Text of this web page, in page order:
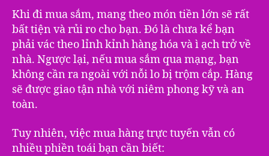
Khi đi mua sắm, mang theo món tiền lớn sẽ rất
bất tiện và rủi ro cho bạn. Đó là chưa kể bạn
phải vác theo lỉnh kỉnh hàng hóa và ì ạch trở về
nhà. Ngược lại, nếu mua sắm qua mạng, bạn
không cần ra ngoài với nỗi lo bị trộm cắp. Hàng
sẽ được giao tận nhà với niêm phong kỹ và an
toàn.
Tuy nhiên, việc mua hàng trực tuyến vẫn có
nhiều phiền toái bạn cần biết: